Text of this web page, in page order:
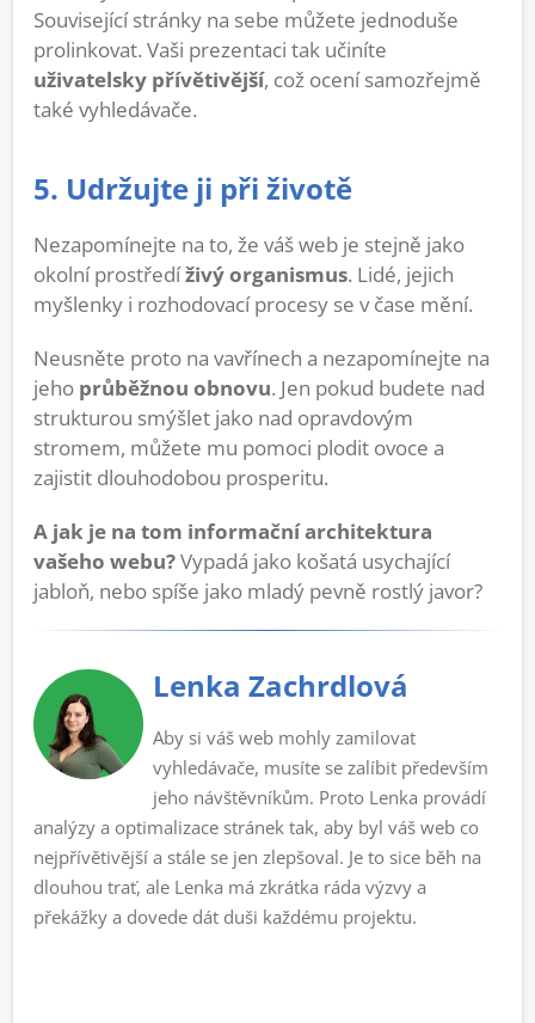
Související stránky na sebe můžete jednoduše
prolinkovat. Vaši prezentaci tak učiníte
uživatelsky přívětivější, což ocení samozřejmě
také vyhledávače.
5. Udržujte ji při životě
Nezapomínejte na to, že váš web je stejně jako
okolní prostředíživý organismus. Lidé, jejich
myšlenky i rozhodovací procesy se v čase mění.
Neusněte proto na vavřínech a nezapomínejte na
jeho průběžnou obnovu. Jen pokud budete nad
strukturou smýšlet jako nad opravdovým
stromem, můžete mu pomoci plodit ovoce a
zajistit dlouhodobou prosperitu.
A jak je na tom informační architektura
vašeho webu?Vypadá jako košatá usychající
jabloň, nebo spíše jako mladý pevně rostlý javor?
Lenka Zachrdlová
Aby si váš web mohly zamilovat
vyhledávače, musíte se zalíbit především
jeho návštěvníkům. Proto Lenka provádí
analýzy a optimalizace stránek tak, aby byl váš web co
nejpřívětivější a stále se jen zlepšoval. Je to sice běh na
dlouhou trať, ale Lenka má zkrátka ráda výzvy a
překážky a dovede dát duši každému projektu.